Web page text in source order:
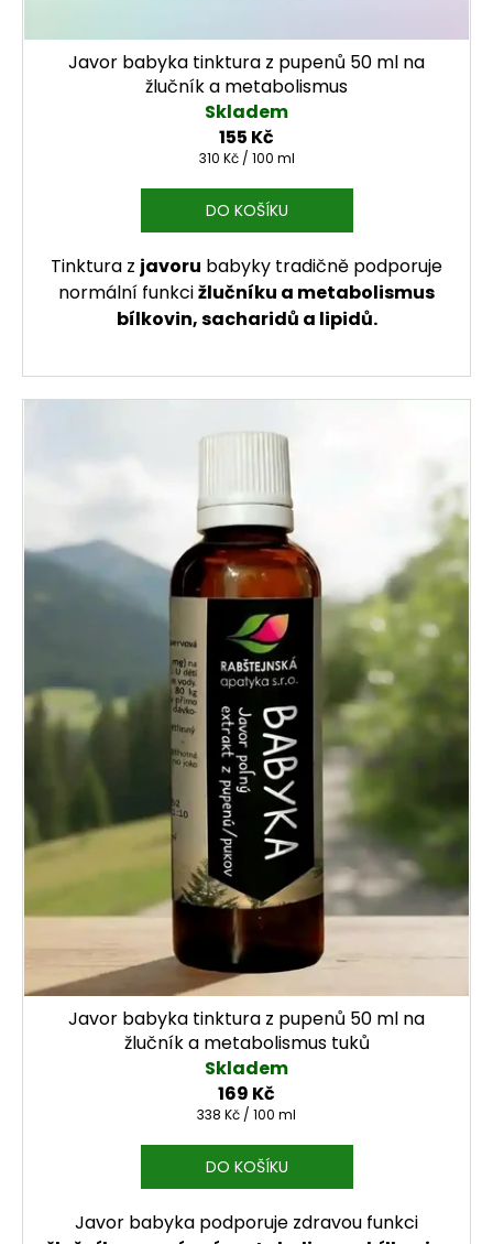
Javor babyka tinktura z pupenů 50 ml na
žlučník a metabolismus
Skladem
155 Kč
Měrná cena:
310 Kč / 100 ml
DO KOŠÍKU
Tinktura z javoru babyky tradičně podporuje
normální funkcižlučníku a metabolismus
bílkovin, sacharidů a lipidů.
Javor babyka tinktura z pupenů 50 ml na
žlučník a metabolismus tuků
Skladem
169 Kč
Měrná cena:
338 Kč / 100 ml
DO KOŠÍKU
Javor babyka podporuje zdravou funkci